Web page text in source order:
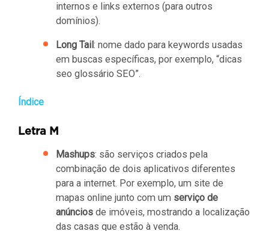
internos e links externos (para outros
domínios).
Long Tail: nome dado para keywords usadas
em buscas específicas, por exemplo, “dicas
seo glossário SEO”.
Índice
Letra M
Mashups: são serviços criados pela
combinação de dois aplicativos diferentes
para a internet. Por exemplo, um site de
mapas online junto com um serviço de
anúncios de imóveis, mostrando a localização
das casas que estão à venda.